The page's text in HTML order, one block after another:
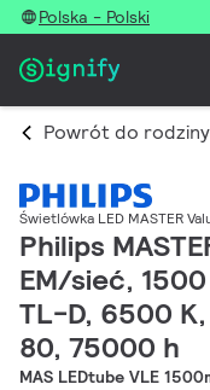
Polska - Polski
Powrót do
Świetlówka LED MASTER
Philips
EM/sieć, 1500
TL-D, 6500 K,
80, 75000 h
MAS LEDtube VLE